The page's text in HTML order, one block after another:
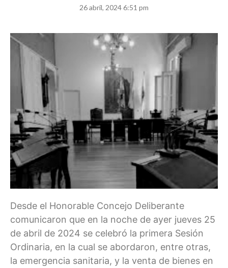
26 abril, 2024 6:51 pm
Desde el Honorable Concejo Deliberante
comunicaron que en la noche de ayer jueves 25
de abril de 2024 se celebró la primera Sesión
Ordinaria, en la cual se abordaron, entre otras,
la emergencia sanitaria, y la venta de bienes en